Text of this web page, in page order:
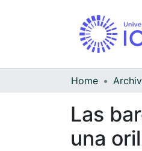
Home
Las
una